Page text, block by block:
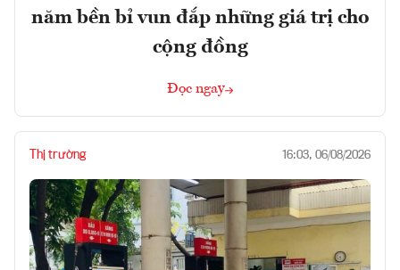
năm bền bỉ vun đắp những giá trị cho
cộng đồng
Đọc ngay
Thị trường 16:03, 06/08/2026